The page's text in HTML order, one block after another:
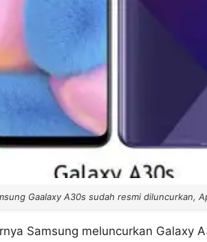
Gaalaxy A30s sudah resmi diluncurkan,
Samsung meluncurkan Galaxy